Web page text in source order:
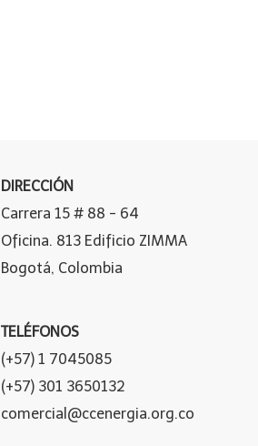
DIRECCIÓN
Carrera 15 # 88 - 64
Oficina. 813 Edificio ZIMMA
Bogotá, Colombia
TELÉFONOS
(+57) 1 7045085
(+57) 301 3650132
comercial@ccenergia.org.co